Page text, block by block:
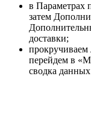
в Параметрах
затем
доставки;
прокручиваем
перейдем в
сводка